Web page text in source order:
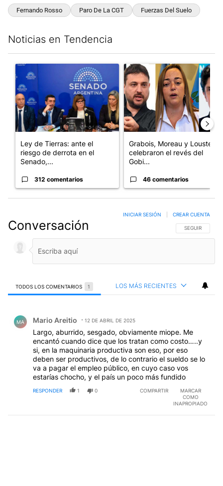
Fernando Rosso Paro De La CGT Fuerzas Del Suelo
Noticias en Tendencia
Un artículo de tendencia con el título "Ley de Tierras: ante el
Ley de Tierras: ante el
riesgo de derrota en el
Senado,...
312 comentarios
Un artículo de tendencia con
Grabois, Moreau y Lousteau
celebraron el revés del
Gobi...
46 comentarios
Conversación SIGA ESTA
SEGUIR
INICIAR SESIÓN CREAR CUENTA
TODOS LOS COMENTARIOS 1 LOS MÁS RECIENTES
MA Mario Areitio 12 DE ABRIL DE 2025
Largo, aburrido, sesgado, obviamente miope. Me
encantó cuando dice que los tratan como costo…..y
si, en la maquinaria productiva son eso, por eso
deben ser productivos, de lo contrario el sueldo se lo
va a pagar el empleo público, en cuyo caso vos
estarías chocho, y el país un poco más fundido
RESPONDER 1 0 COMPARTIR
MARCAR
COMO
INAPROPIADO